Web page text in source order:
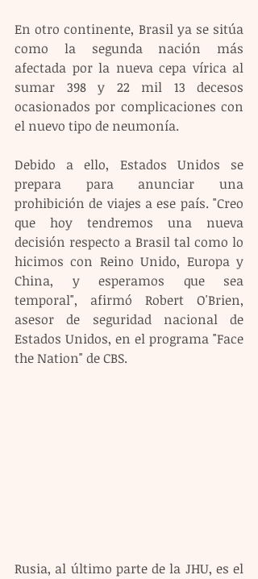
En otro continente, Brasil ya se sitúa
como la segunda nación más
afectada por la nueva cepa vírica al
sumar 398 y 22 mil 13 decesos
ocasionados por complicaciones con
el nuevo tipo de neumonía.
Debido a ello, Estados Unidos se
prepara para anunciar una
prohibición de viajes a ese país. "Creo
que hoy tendremos una nueva
decisión respecto a Brasil tal como lo
hicimos con Reino Unido, Europa y
China, y esperamos que sea
temporal", afirmó Robert O'Brien,
asesor de seguridad nacional de
Estados Unidos, en el programa "Face
the Nation" de CBS.
Rusia, al último parte de la JHU, es el